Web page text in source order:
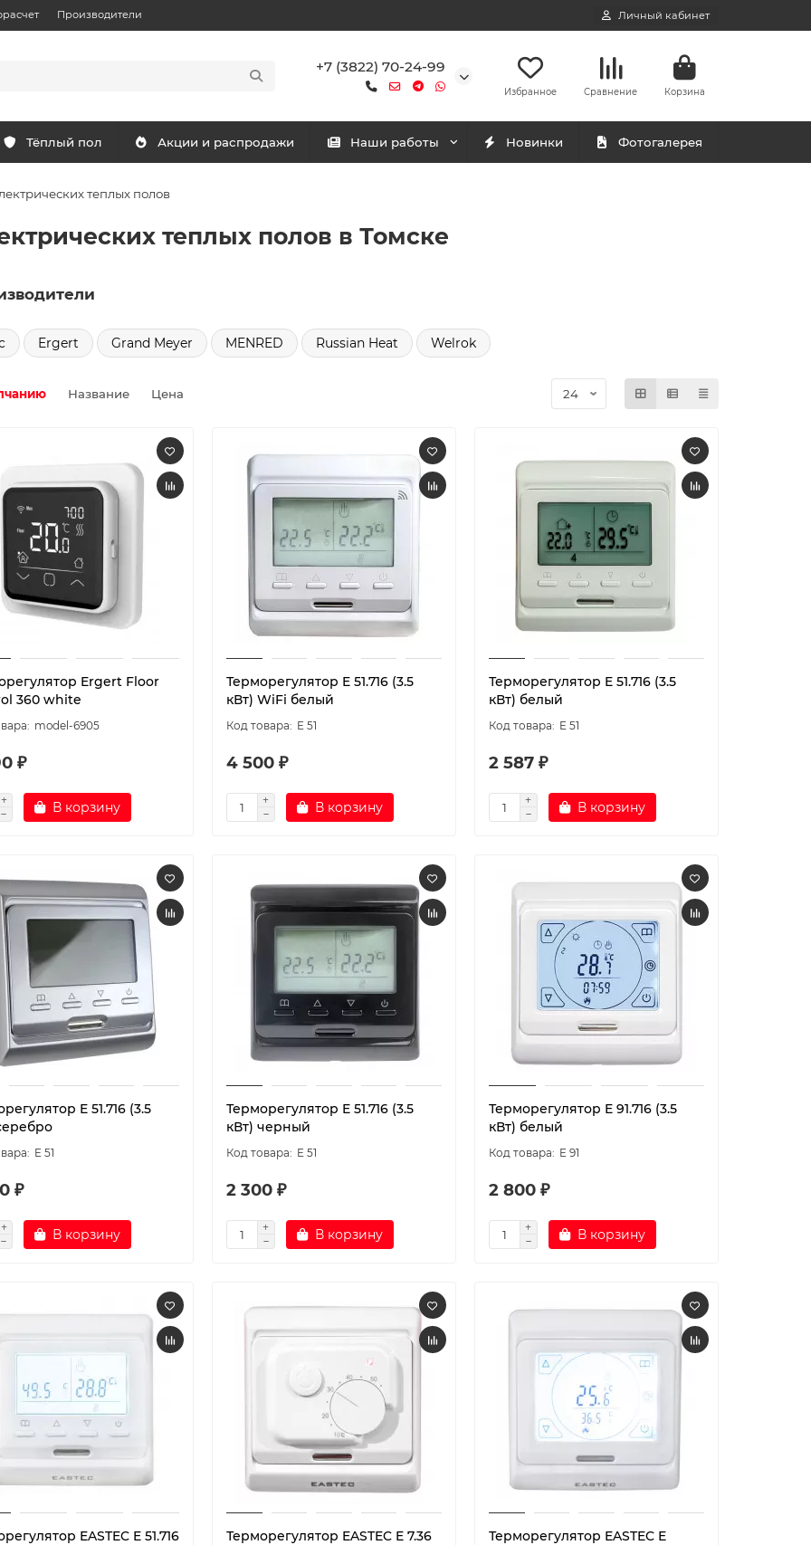
Производители Личный кабинет
+7 (3822) 70-24-99
Избранное Сравнение Корзина
Тёплый пол Акции и распродажи Наши работы Новинки Фотогалерея
теплых полов
теплых полов в Томске
Ergert Grand Meyer MENRED Russian Heat Welrok
Название Цена
Ergert Floor
360 white
model-6905
₽
В корзину
Терморегулятор E 51.716 (3.5
кВт) WiFi белый
E 51
4 500 ₽
В корзину
Терморегулятор E 51.716 (3.5
кВт) белый
E 51
2 587 ₽
В корзину
E 51.716 (3.5
E 51
₽
В корзину
Терморегулятор E 51.716 (3.5
кВт) черный
E 51
2 300 ₽
В корзину
Терморегулятор E 91.716 (3.5
кВт) белый
E 91
2 800 ₽
В корзину
EASTEC E 51.716
Терморегулятор EASTEC E 7.36
Терморегулятор EASTEC E